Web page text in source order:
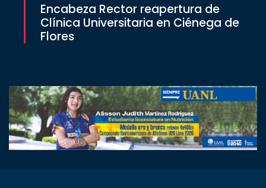
Encabeza Rector reapertura de
Clínica Universitaria en Ciénega de
Flores